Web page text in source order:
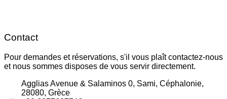
Contact
Pour demandes et réservations, s'il vous plaît contactez-nous
et nous sommes disposes de vous servir directement.
Agglias Avenue & Salaminos 0, Sami, Céphalonie,
28080, Grèce